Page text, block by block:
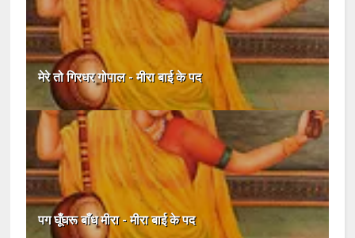
मेरे तो गिरधर गोपाल - मीरा बाई के पद
पग घूँघरू बाँध मीरा - मीरा बाई के पद